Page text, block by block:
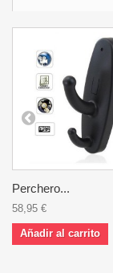
Perchero...
58,95 €
Añadir al carrito